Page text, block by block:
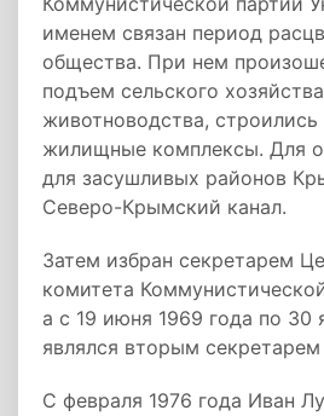
именем связан период
общества. При нем
подъем сельского
животноводства,
жилищные комплексы. Для
для засушливых районов
Северо-Крымский канал.
Затем избран секретарем
комитета
а с 19 июня 1969 года по 30
являлся вторым
С февраля 1976 года Иван